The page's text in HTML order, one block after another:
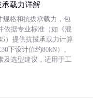
载力详解
规格和抗拔承载力，包
依据专业标准（如《混
）提供抗拔承载力计算
下设计值约80kN）。
及选型建议，适用于工